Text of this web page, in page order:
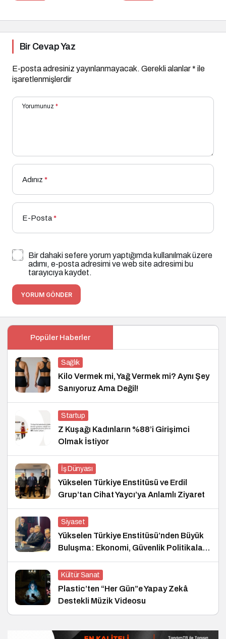
Bir Cevap Yaz
E-posta adresiniz yayınlanmayacak. Gerekli alanlar* ile
işaretlenmişlerdir
Yorumunuz *
Adınız *
E-Posta*
Bir dahaki sefere yorum yaptığımda kullanılmak üzere
adımı, e-posta adresimi ve web site adresimi bu
tarayıcıya kaydet.
YORUM GÖNDER
Popüler Haberler
Sağlık
Kilo Vermek mi, Yağ Vermek mi? Aynı Şey
Sanıyoruz Ama Değil!
Startup
Z Kuşağı Kadınların %88’i Girişimci
Olmak İstiyor
İş Dünyası
Yükselen Türkiye Enstitüsü ve Erdil
Grup’tan Cihat Yaycı’ya Anlamlı Ziyaret
Siyaset
Yükselen Türkiye Enstitüsü’nden Büyük
Buluşma: Ekonomi, Güvenlik Politikaları
ve Hukuk Konferansı
Kültür Sanat
Plastic’ten “Her Gün”e Yapay Zekâ
Destekli Müzik Videosu